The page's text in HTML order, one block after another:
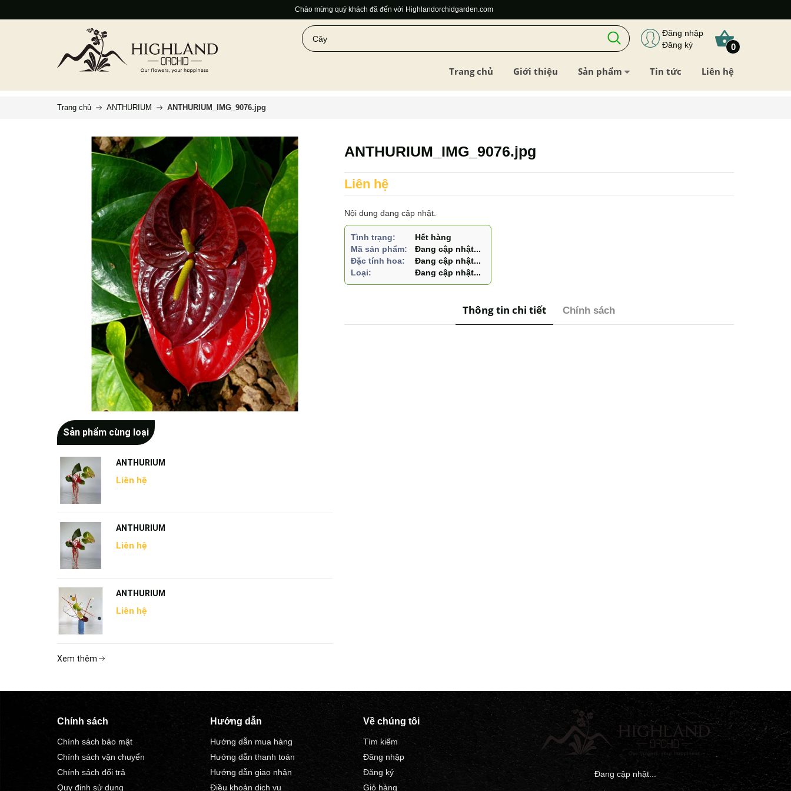
Chào mừng quý khách đã đến với Highlandorchidgarden.com
Đăng nhập
Đăng ký
0
Trang chủ Giới thiệu Sản phẩm Tin tức Liên hệ
Trang chủ ANTHURIUM ANTHURIUM_IMG_9076.jpg
Sản phẩm cùng loại
ANTHURIUM
Liên hệ
ANTHURIUM
Liên hệ
ANTHURIUM
Liên hệ
Xem thêm
ANTHURIUM_IMG_9076.jpg
Liên hệ
Nội dung đang cập nhật.
Tình trạng:
Hết hàng
Mã sản phẩm:
Đang cập nhật...
Đặc tính hoa:
Đang cập nhật...
Loại:
Đang cập nhật...
Thông tin chi tiết Chính sách
Chính sách
Chính sách bảo mật
Chính sách vận chuyển
Chính sách đổi trả
Quy định sử dụng
Hướng dẫn
Hướng dẫn mua hàng
Hướng dẫn thanh toán
Hướng dẫn giao nhận
Điều khoản dịch vụ
Về chúng tôi
Tìm kiếm
Đăng nhập
Đăng ký
Giỏ hàng
Đang cập nhật...